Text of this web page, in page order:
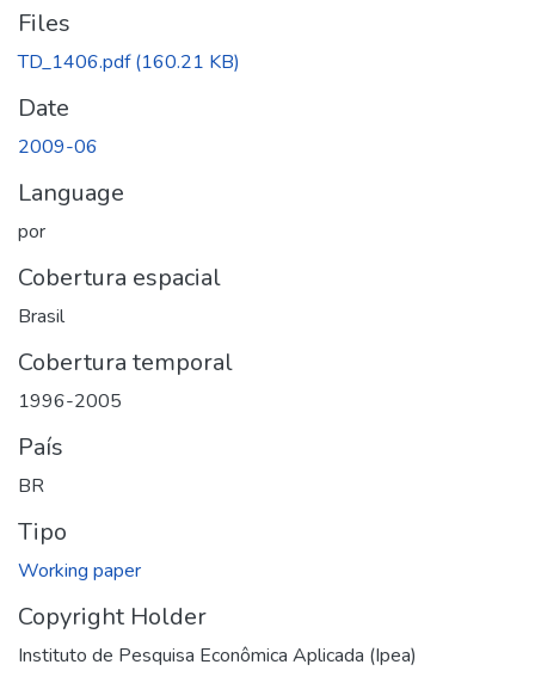
Files
TD_1406.pdf(160.21 KB)
Date
2009-06
Language
por
Cobertura espacial
Brasil
Cobertura temporal
1996-2005
País
BR
Tipo
Working paper
Copyright Holder
Instituto de Pesquisa Econômica Aplicada (Ipea)